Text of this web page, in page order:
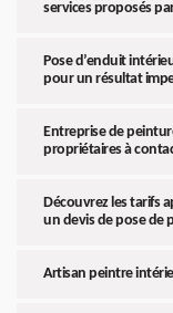
services proposés
Pose d’enduit
pour un résultat
Entreprise de
propriétaires à
Découvrez les tarifs
un devis de pose de
Artisan peintre